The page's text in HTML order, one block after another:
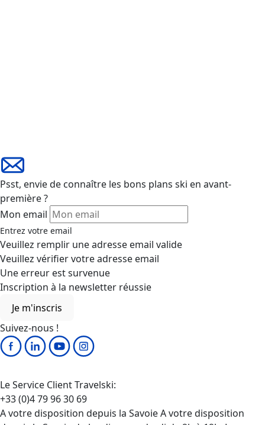
Psst, envie de connaître les bons plans ski en avant-
première ?
Mon email
Entrez votre email
Veuillez remplir une adresse email valide
Veuillez vérifier votre adresse email
Une erreur est survenue
Inscription à la newsletter réussie
Je m'inscris
Suivez-nous !
Le Service Client Travelski:
+33 (0)4 79 96 30 69
A votre disposition depuis la Savoie A votre disposition